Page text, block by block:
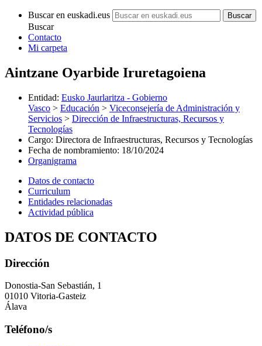
Buscar en euskadi.eus
Buscar
Contacto
Mi carpeta
Aintzane Oyarbide Iruretagoiena
Entidad: Eusko Jaurlaritza - Gobierno
Vasco > Educación > Viceconsejería de Administración y
Servicios > Dirección de Infraestructuras, Recursos y
Tecnologías
Cargo: Directora de Infraestructuras, Recursos y Tecnologías
Fecha de nombramiento: 18/10/2024
Organigrama
Datos de contacto
Curriculum
Entidades relacionadas
Actividad pública
DATOS DE CONTACTO
Dirección
Donostia-San Sebastián, 1
01010 Vitoria-Gasteiz
Álava
Teléfono/s